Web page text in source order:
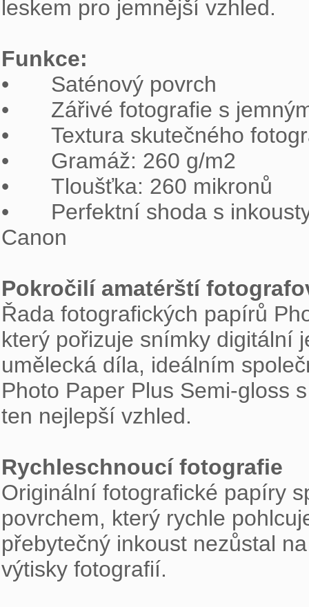
leskem pro jemnější vzhled.
Funkce:
•	Saténový povrch
•	Zářivé fotografie s jemným povrchem
•	Textura skutečného fotografického papíru
•	Gramáž: 260 g/m2
•	Tloušťka: 260 mikronů
•	Perfektní shoda s inkousty systémů Lucia & ChromaLife100+ společnosti
Canon
Pokročilí amatérští
Řada fotografických papírů
který pořizuje snímky digitální
umělecká díla, ideálním
Photo Paper Plus Semi-gloss
ten nejlepší vzhled.
Rychleschnoucí fotografie
Originální fotografické papíry
povrchem, který rychle
přebytečný inkoust nezůstal
výtisky fotografií.